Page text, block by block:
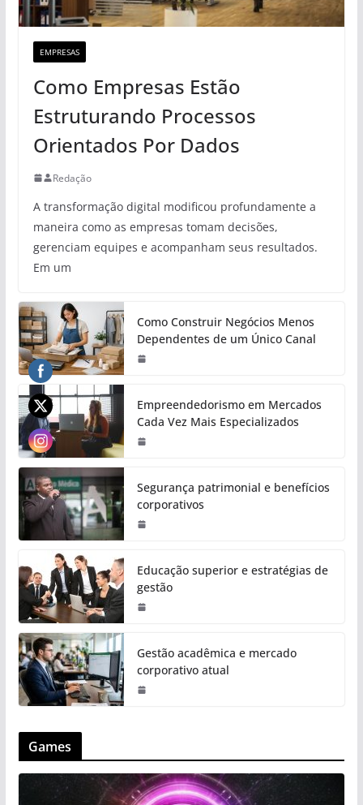
EMPRESAS
Como Empresas Estão
Estruturando Processos
Orientados Por Dados
Redação
A transformação digital modificou profundamente a
maneira como as empresas tomam decisões,
gerenciam equipes e acompanham seus resultados.
Em um
Como Construir Negócios Menos
Dependentes de um Único Canal
Empreendedorismo em Mercados
Cada Vez Mais Especializados
Segurança patrimonial e benefícios
corporativos
Educação superior e estratégias de
gestão
Gestão acadêmica e mercado
corporativo atual
Games